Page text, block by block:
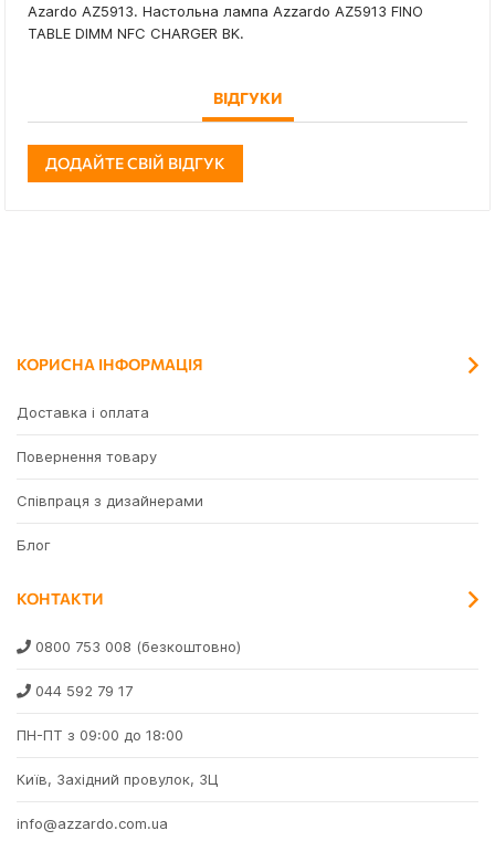
Azardo AZ5913. Настольна лампа Azzardo AZ5913 FINO
TABLE DIMM NFC CHARGER BK.
ВІДГУКИ
ДОДАЙТЕ СВІЙ ВІДГУК
КОРИСНА ІНФОРМАЦІЯ
Доставка і оплата
Повернення товару
Співпраця з дизайнерами
Блог
КОНТАКТИ
0800 753 008 (безкоштовно)
044 592 79 17
ПН-ПТ з 09:00 до 18:00
Київ, Західний провулок, 3Ц
info@azzardo.com.ua